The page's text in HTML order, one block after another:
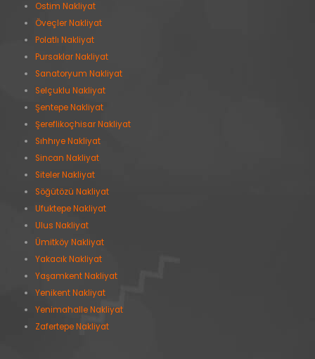
Ostim Nakliyat
Öveçler Nakliyat
Polatlı Nakliyat
Pursaklar Nakliyat
Sanatoryum Nakliyat
Selçuklu Nakliyat
Şentepe Nakliyat
Şereflikoçhisar Nakliyat
Sıhhıye Nakliyat
Sincan Nakliyat
Siteler Nakliyat
Söğütözü Nakliyat
Ufuktepe Nakliyat
Ulus Nakliyat
Ümitköy Nakliyat
Yakacık Nakliyat
Yaşamkent Nakliyat
Yenikent Nakliyat
Yenimahalle Nakliyat
Zafertepe Nakliyat